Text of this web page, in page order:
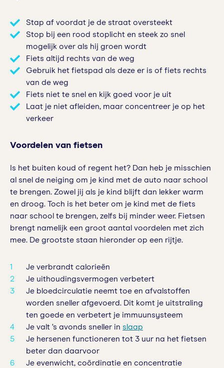
Stap af voordat je de straat oversteekt
Stop bij een rood stoplicht en steek zo snel
mogelijk over als hij groen wordt
Fiets altijd rechts van de weg
Gebruik het fietspad als deze er is of fiets rechts
van de weg
Fiets niet te snel en kijk goed voor je uit
Laat je niet afleiden, maar concentreer je op het
verkeer
Voordelen van fietsen
Is het buiten koud of regent het? Dan heb je misschien
al snel de neiging om je kind met de auto naar school
te brengen. Zowel jij als je kind blijft dan lekker warm
en droog. Toch is het beter om je kind met de fiets
naar school te brengen, zelfs bij minder weer. Fietsen
brengt namelijk een groot aantal voordelen met zich
mee. De grootste staan hieronder op een rijtje.
Je verbrandt calorieën
Je uithoudingsvermogen verbetert
Je bloedcirculatie neemt toe en afvalstoffen
worden sneller afgevoerd. Dit komt je uitstraling
ten goede en verbetert je immuunsysteem
Je valt ‘s avonds sneller in slaap
Je hersenen functioneren tot 3 uur na het fietsen
beter dan daarvoor
Je evenwicht, coördinatie en concentratie